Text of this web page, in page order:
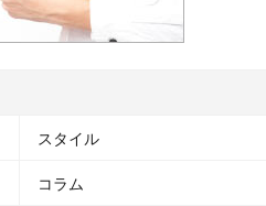
スタイル
コラム